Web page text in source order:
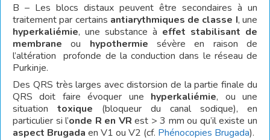
B – Les blocs distaux peuvent être secondaires à un
traitement par certains antiarythmiques de classe I, une
hyperkaliémie, une substance à effet stabilisant de
membrane ou hypothermie sévère en raison de
l’altération profonde de la conduction dans le réseau de
Purkinje.
Des QRS très larges avec distorsion de la partie finale du
QRS doit faire évoquer une hyperkaliémie, ou une
situation toxique (bloqueur du canal sodique), en
particulier si l’onde R en VR est > 3 mm ou qu’il existe un
aspect Brugada en V1 ou V2 (cf. Phénocopies Brugada).